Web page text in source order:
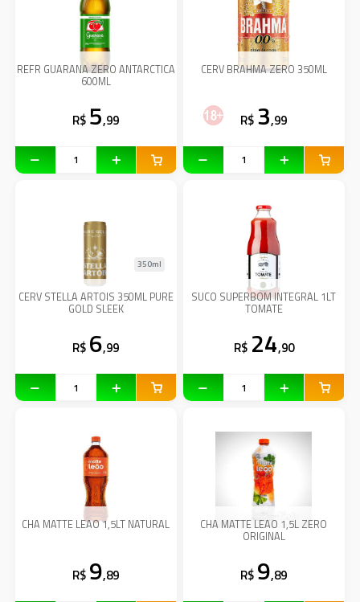
REFR GUARANA ZERO ANTARCTICA
600ML
R$ 5,99
CERV BRAHMA ZERO 350ML
R$ 3,99
CERV STELLA ARTOIS 350ML PURE
GOLD SLEEK
350ml
R$ 6,99
SUCO SUPERBOM INTEGRAL 1LT
TOMATE
R$ 24,90
CHA MATTE LEAO 1,5LT NATURAL
R$ 9,89
CHA MATTE LEAO 1,5L ZERO
ORIGINAL
R$ 9,89